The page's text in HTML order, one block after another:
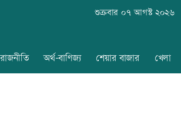
শুক্রবার ০৭ আগস্ট ২০২৬
রাজনীতি অর্থ-বাণিজ্য শেয়ার বাজার খেলা